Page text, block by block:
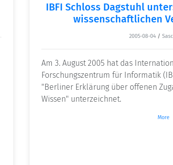
IBFI Schloss Dagstuhl
wissenschaftlichen
2005-08-04 /
Am 3. August 2005 hat das
Forschungszentrum für Informatik
"Berliner Erklärung über offenen
Wissen" unterzeichnet.
More